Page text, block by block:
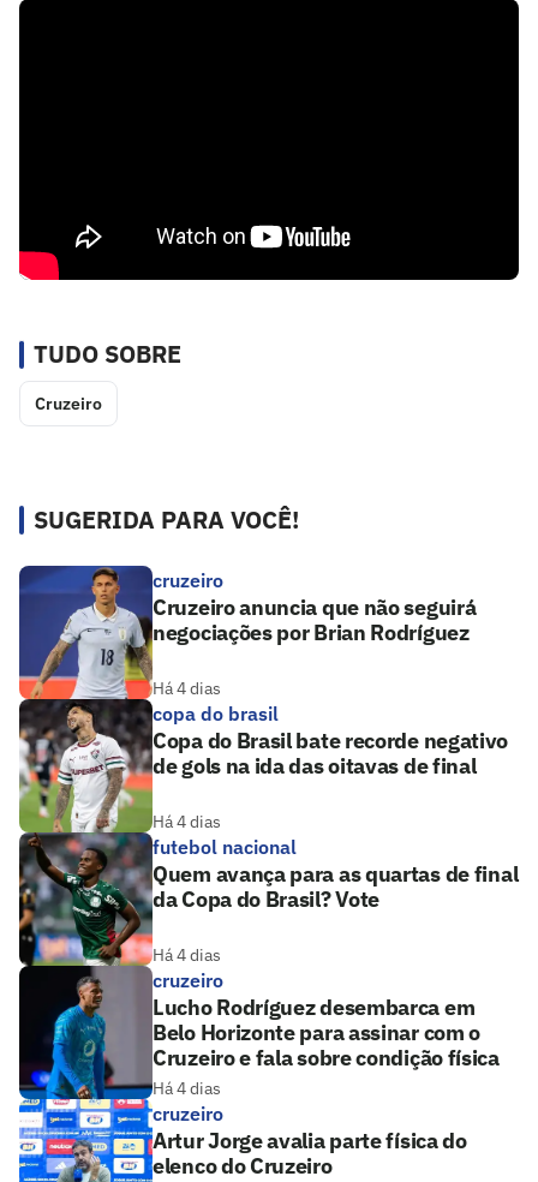
TUDO SOBRE
Cruzeiro
SUGERIDA PARA VOCÊ!
cruzeiro
Cruzeiro anuncia que não seguirá
negociações por Brian Rodríguez
Há 4 dias
copa do brasil
Copa do Brasil bate recorde negativo
de gols na ida das oitavas de final
Há 4 dias
futebol nacional
Quem avança para as quartas de final
da Copa do Brasil? Vote
Há 4 dias
cruzeiro
Lucho Rodríguez desembarca em
Belo Horizonte para assinar com o
Cruzeiro e fala sobre condição física
Há 4 dias
cruzeiro
Artur Jorge avalia parte física do
elenco do Cruzeiro